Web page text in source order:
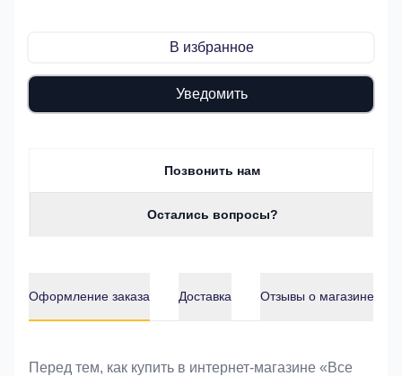
В избранное
Уведомить
Позвонить нам
Остались вопросы?
Оформление заказа Доставка Отзывы о магазине
Оформление заказа
Перед тем, как купить в интернет-магазине «Bce